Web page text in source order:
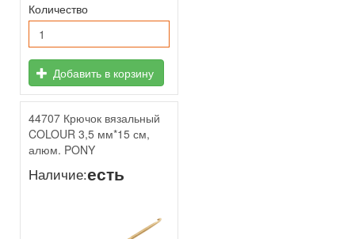
Количество
Добавить в корзину
44707 Крючок вязальный
COLOUR 3,5 мм*15 см,
алюм. PONY
Наличие:есть